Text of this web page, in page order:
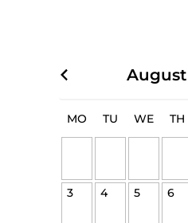
August
MO TU WE TH
3 4 5 6